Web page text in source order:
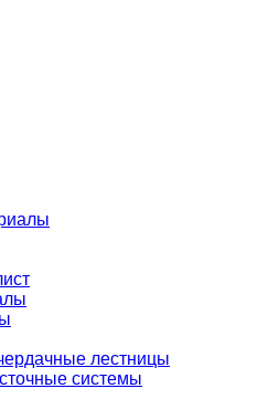
лестницы
системы